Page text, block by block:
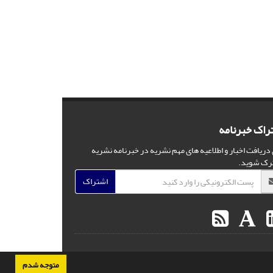
متوجه شدم
خبرنامه
دریافت اخبار و اطلاعیه های مهم نشریه در خبرنامه نشریه
شوید.
اشتراک